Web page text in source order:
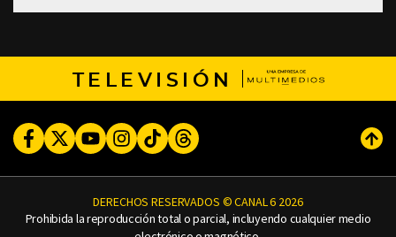
TELEVISIÓN
FacebookTwitterYoutubeInstagram
TikTokThreads
DERECHOS RESERVADOS © CANAL 6 2026
Prohibida la reproducción total o parcial, incluyendo cualquier medio